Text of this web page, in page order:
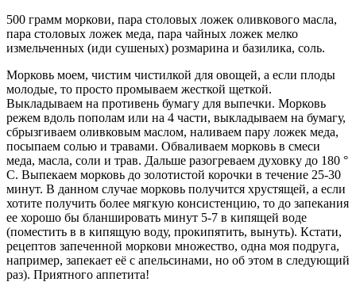
500 грамм моркови, пара столовых ложек оливкового масла,
пара столовых ложек меда, пара чайных ложек мелко
измельченных (иди сушеных) розмарина и базилика, соль.
Морковь моем, чистим чистилкой для овощей, а если плоды
молодые, то просто промываем жесткой щеткой.
Выкладываем на противень бумагу для выпечки. Морковь
режем вдоль пополам или на 4 части, выкладываем на бумагу,
сбрызгиваем оливковым маслом, наливаем пару ложек меда,
посыпаем солью и травами. Обваливаем морковь в смеси
меда, масла, соли и трав. Дальше разогреваем духовку до 180 °
С. Выпекаем морковь до золотистой корочки в течение 25-30
минут. В данном случае морковь получится хрустящей, а если
хотите получить более мягкую консистенцию, то до запекания
ее хорошо бы бланшировать минут 5-7 в кипящей воде
(поместить в в кипящую воду, прокипятить, вынуть). Кстати,
рецептов запеченной моркови множество, одна моя подруга,
например, запекает её с апельсинами, но об этом в следующий
раз). Приятного аппетита!